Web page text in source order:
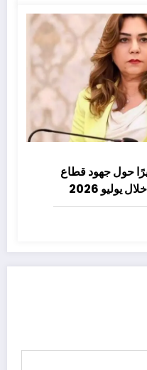
حول جهود قطاع
يوليو 2026